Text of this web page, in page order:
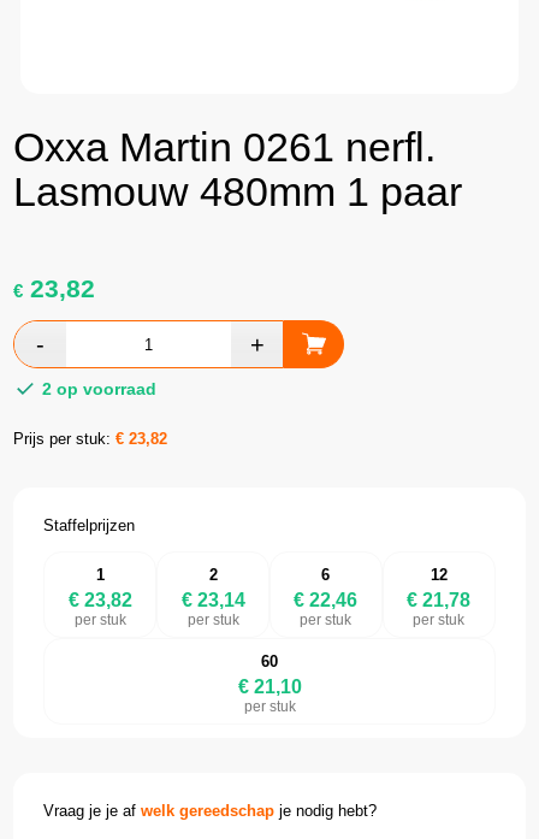
Oxxa Martin 0261 nerfl.
Lasmouw 480mm 1 paar
€ 23,82
2 op voorraad
Prijs per stuk:€23,82
Staffelprijzen
1
€ 23,82
per stuk
2
€ 23,14
per stuk
6
€ 22,46
per stuk
12
€ 21,78
per stuk
60
€ 21,10
per stuk
Vraag je je afwelk gereedschap je nodig hebt?